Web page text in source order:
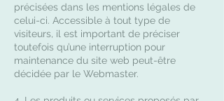
précisées dans les mentions légales de
celui-ci. Accessible à tout type de
visiteurs, il est important de préciser
toutefois qu’une interruption pour
maintenance du site web peut-être
décidée par le Webmaster.